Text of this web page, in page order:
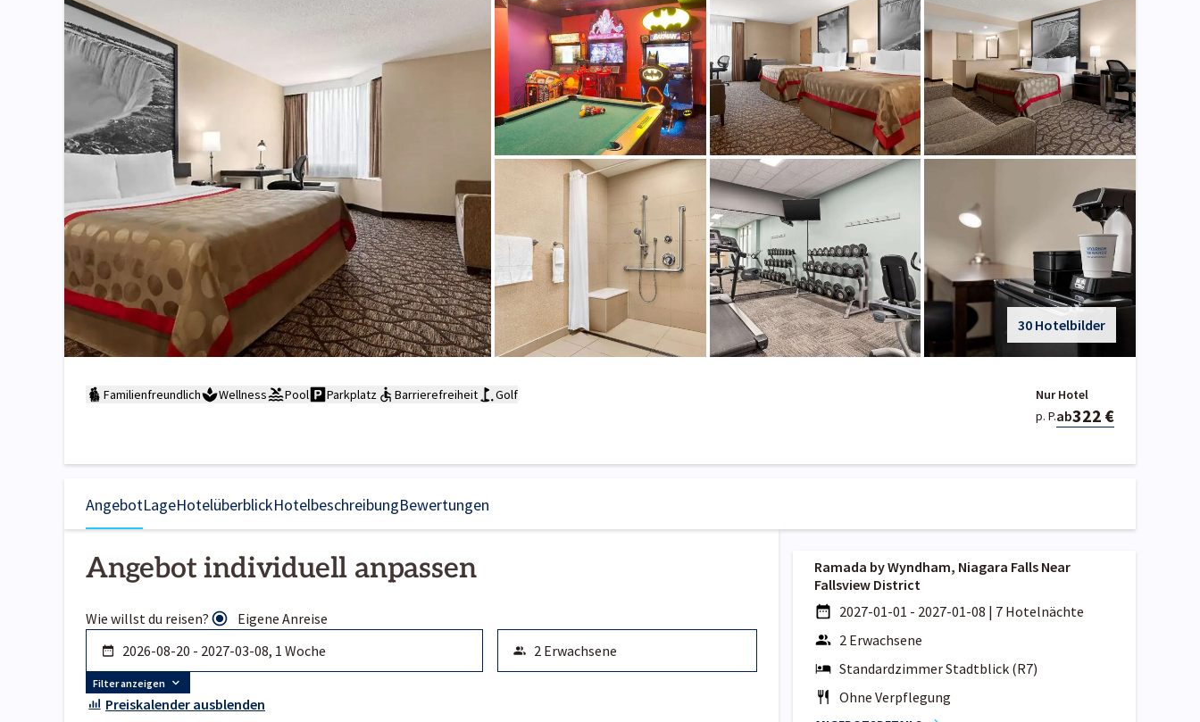
30 Hotelbilder
Familienfreundlich Wellness Pool Parkplatz Barrierefreiheit Golf
Nur Hotel
p. P.ab322 €
AngebotLageHotelüberblickHotelbeschreibungBewertungen
Angebot individuell anpassen
Wie willst du reisen? Eigene Anreise
Filter anzeigen
Preiskalender ausblenden
Ramada by Wyndham, Niagara Falls Near
Fallsview District
2027-01-01 - 2027-01-08 | 7 Hotelnächte
2 Erwachsene
Standardzimmer Stadtblick (R7)
Ohne Verpflegung